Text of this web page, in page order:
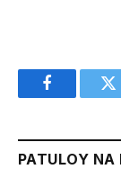
Facebook
PATULOY NA